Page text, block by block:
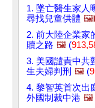
1. 墜亡醫生家人
尋找兒童供體
2. 前大陸企業家
贖之路 🖼️ (
3. 美國譴責中共
生夫婦判刑 🖼️ (
4. 黎智英首次出
外國制裁中港 🖼️